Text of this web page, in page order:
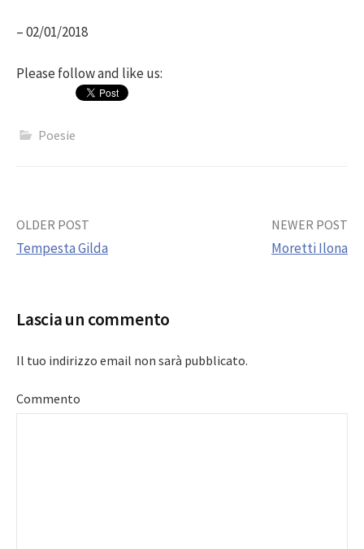
– 02/01/2018
Please follow and like us:
Poesie
Post
OLDER POST
Tempesta Gilda
NEWER POST
Moretti Ilona
Lascia un commento
Il tuo indirizzo email non sarà pubblicato.
Commento